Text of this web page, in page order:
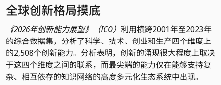
全球创新格局摸底
《2026年创新能力展望》（ICO） 利用横跨2001年至2023年
的综合数据集，分析了科学、技术、创业和生产四个维度上
的2,508个创新能力。分析表明，创新的涌现很大程度上取决
于这四个维度之间的联系，而最尖端的能力仅在能够支持复
杂、相互依存的知识网络的高度多元化生态系统中出现。